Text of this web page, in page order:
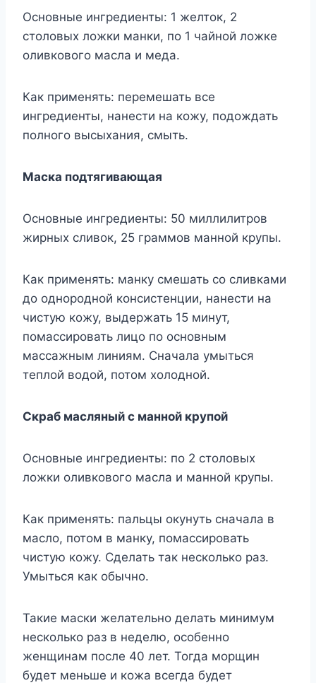
Основные ингредиенты: 1 желток, 2
столовых ложки манки, по 1 чайной ложке
оливкового масла и меда.
Как применять: перемешать все
ингредиенты, нанести на кожу, подождать
полного высыхания, смыть.
Маска подтягивающая
Основные ингредиенты: 50 миллилитров
жирных сливок, 25 граммов манной крупы.
Как применять: манку смешать со сливками
до однородной консистенции, нанести на
чистую кожу, выдержать 15 минут,
помассировать лицо по основным
массажным линиям. Сначала умыться
теплой водой, потом холодной.
Скраб масляный с манной крупой
Основные ингредиенты: по 2 столовых
ложки оливкового масла и манной крупы.
Как применять: пальцы окунуть сначала в
масло, потом в манку, помассировать
чистую кожу. Сделать так несколько раз.
Умыться как обычно.
Такие маски желательно делать минимум
несколько раз в неделю, особенно
женщинам после 40 лет. Тогда морщин
будет меньше и кожа всегда будет